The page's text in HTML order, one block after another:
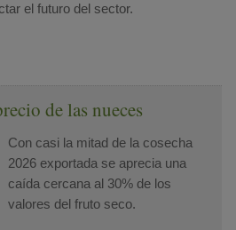
el futuro del sector.
de las nueces
Con casi la mitad de la cosecha
2026 exportada se aprecia una
caída cercana al 30% de los
valores del fruto seco.